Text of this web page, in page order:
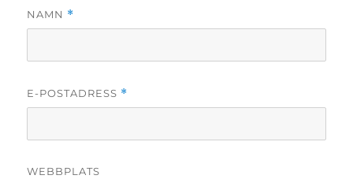
NAMN *
E-POSTADRESS *
WEBBPLATS